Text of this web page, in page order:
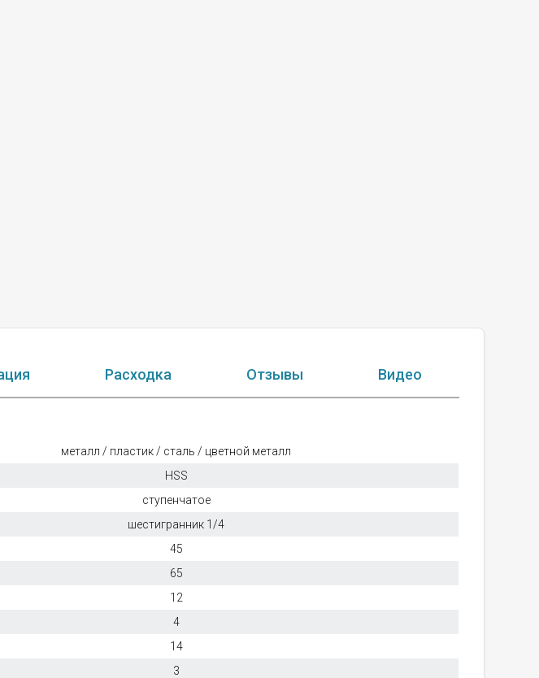
Расходка Отзывы Видео
металл / пластик / сталь / цветной металл
HSS
ступенчатое
шестигранник 1/4
45
65
12
4
14
3